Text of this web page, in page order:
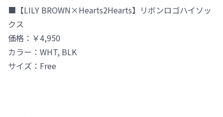
■【LILY BROWN×Hearts2Hearts】リボンロゴハイソッ
クス
価格：￥4,950
カラー：WHT, BLK
サイズ：Free